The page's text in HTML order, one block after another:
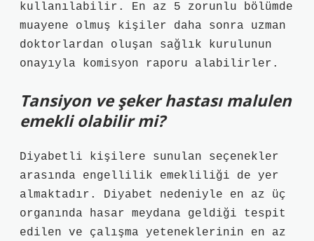
kullanılabilir. En az 5 zorunlu bölümde
muayene olmuş kişiler daha sonra uzman
doktorlardan oluşan sağlık kurulunun
onayıyla komisyon raporu alabilirler.
Tansiyon ve şeker hastası malulen
emekli olabilir mi?
Diyabetli kişilere sunulan seçenekler
arasında engellilik emekliliği de yer
almaktadır. Diyabet nedeniyle en az üç
organında hasar meydana geldiği tespit
edilen ve çalışma yeteneklerinin en az